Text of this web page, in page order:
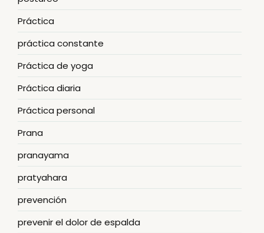
Práctica
práctica constante
Práctica de yoga
Práctica diaria
Práctica personal
Prana
pranayama
pratyahara
prevención
prevenir el dolor de espalda